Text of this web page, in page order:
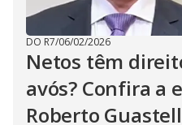
DO R7/06/02/2026
Netos têm
avós? Confira a
Roberto